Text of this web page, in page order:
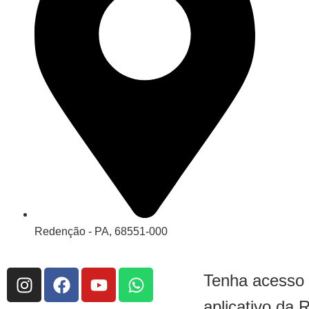
Redenção - PA, 68551-000
Tenha acesso